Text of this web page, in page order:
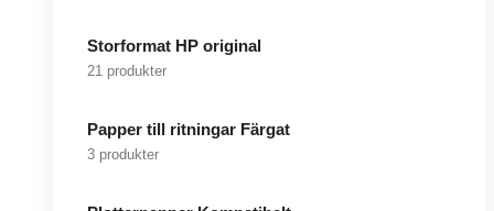
Storformat HP original
21 produkter
Papper till ritningar Färgat
3 produkter